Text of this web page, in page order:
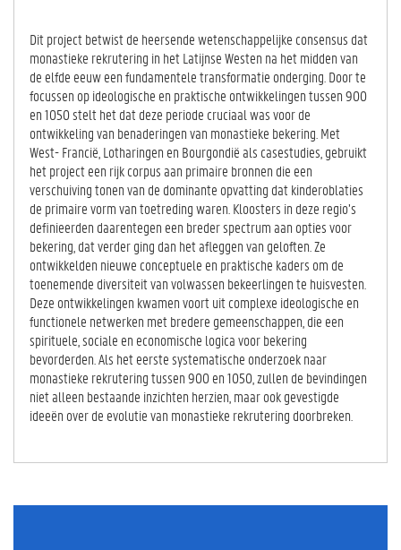
Dit project betwist de heersende wetenschappelijke consensus dat
monastieke rekrutering in het Latijnse Westen na het midden van
de elfde eeuw een fundamentele transformatie onderging. Door te
focussen op ideologische en praktische ontwikkelingen tussen 900
en 1050 stelt het dat deze periode cruciaal was voor de
ontwikkeling van benaderingen van monastieke bekering. Met
West- Francië, Lotharingen en Bourgondië als casestudies, gebruikt
het project een rijk corpus aan primaire bronnen die een
verschuiving tonen van de dominante opvatting dat kinderoblaties
de primaire vorm van toetreding waren. Kloosters in deze regio’s
definieerden daarentegen een breder spectrum aan opties voor
bekering, dat verder ging dan het afleggen van geloften. Ze
ontwikkelden nieuwe conceptuele en praktische kaders om de
toenemende diversiteit van volwassen bekeerlingen te huisvesten.
Deze ontwikkelingen kwamen voort uit complexe ideologische en
functionele netwerken met bredere gemeenschappen, die een
spirituele, sociale en economische logica voor bekering
bevorderden. Als het eerste systematische onderzoek naar
monastieke rekrutering tussen 900 en 1050, zullen de bevindingen
niet alleen bestaande inzichten herzien, maar ook gevestigde
ideeën over de evolutie van monastieke rekrutering doorbreken.